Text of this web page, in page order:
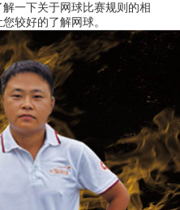
一下关于网球比赛规则的相
较好的了解网球。